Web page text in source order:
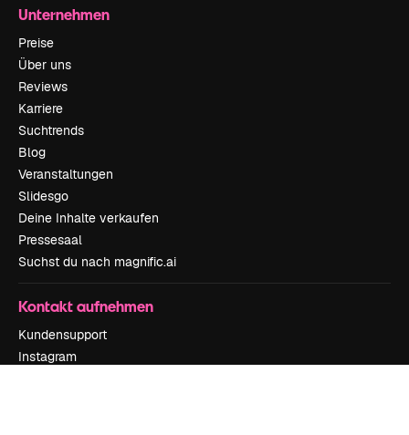
Unternehmen
Preise
Über uns
Reviews
Karriere
Suchtrends
Blog
Veranstaltungen
Slidesgo
Deine Inhalte verkaufen
Pressesaal
Suchst du nach magnific.ai
Kontakt aufnehmen
Kundensupport
Instagram